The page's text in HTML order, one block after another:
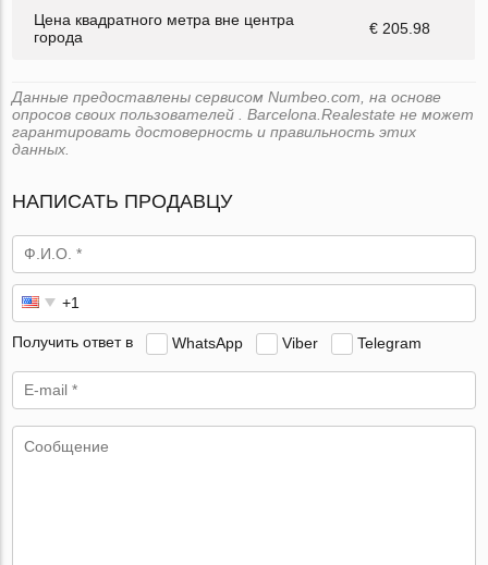
Цена квадратного метра вне центра
города
€ 205.98
Данные предоставлены сервисом Numbeo.com, на основе
опросов своих пользователей . Barcelona.Realestate не может
гарантировать достоверность и правильность этих
данных.
НАПИСАТЬ ПРОДАВЦУ
Получить ответ в WhatsApp Viber Telegram